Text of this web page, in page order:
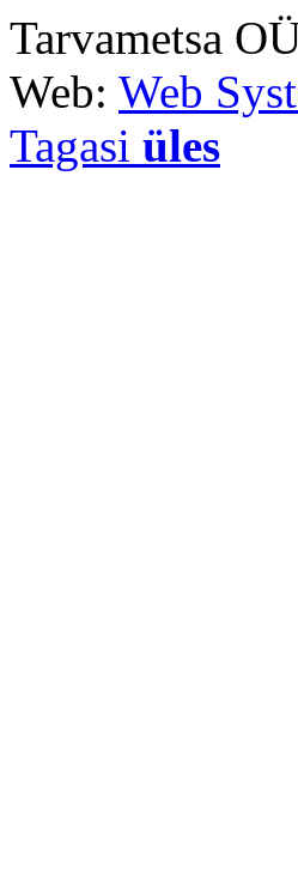
Tarvametsa
Web: Web
Tagasi üles